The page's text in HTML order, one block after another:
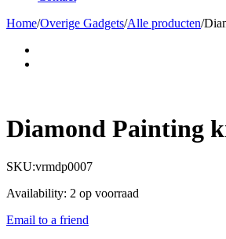
Home/Overige Gadgets/Alle producten/
Diamond Painting
SKU:vrmdp0007
Availability: 2 op voorraad
Email to a friend